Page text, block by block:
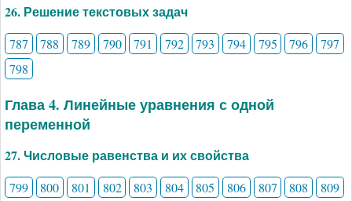
26. Решение текстовых задач
787 788 789 790 791 792 793 794 795 796
797
798
Глава 4. Линейные уравнения с одной
переменной
27. Числовые равенства и их свойства
799 800 801 802 803 804 805 806 807 808 809